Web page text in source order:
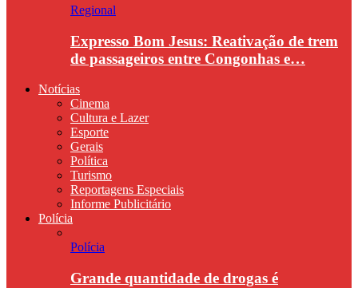
Regional
Expresso Bom Jesus: Reativação de trem
de passageiros entre Congonhas e…
Notícias
Cinema
Cultura e Lazer
Esporte
Gerais
Política
Turismo
Reportagens Especiais
Informe Publicitário
Polícia
Polícia
Grande quantidade de drogas é